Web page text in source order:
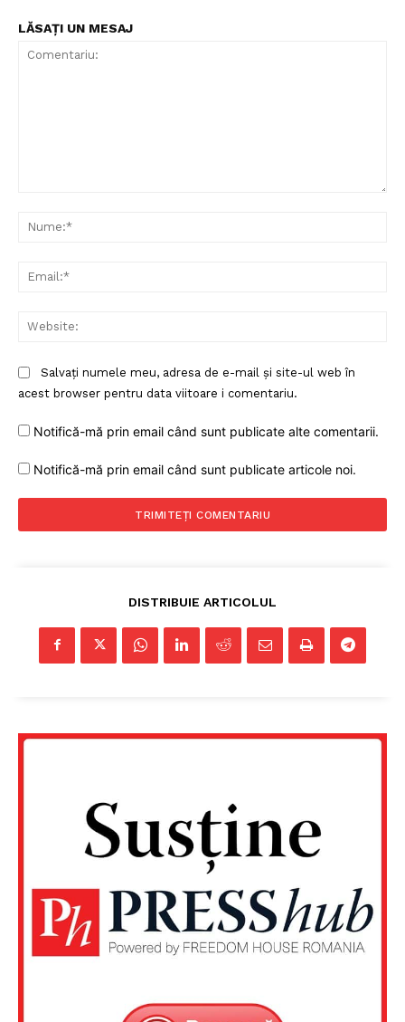
Un proiect
FREEDOM HOUSE ROMÂNIA
LĂSAȚI UN MESAJ
Salvați numele meu, adresa de e-mail și site-ul web în
acest browser pentru data viitoare i comentariu.
Notifică-mă prin email când sunt publicate alte comentarii.
Notifică-mă prin email când sunt publicate articole noi.
DISTRIBUIE ARTICOLUL